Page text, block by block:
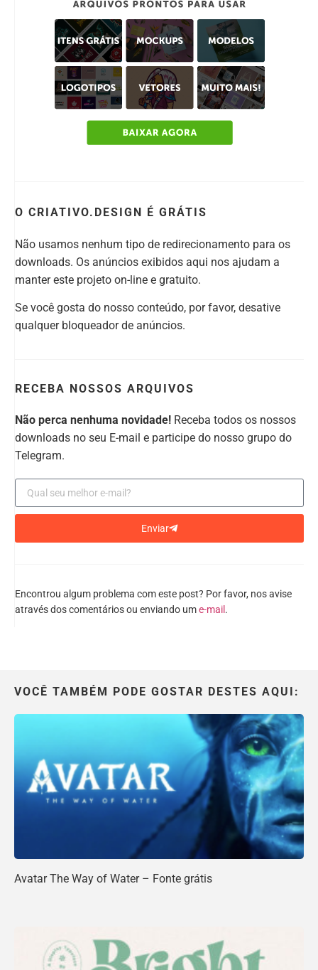
O CRIATIVO.DESIGN É GRÁTIS
Não usamos nenhum tipo de redirecionamento para os
downloads. Os anúncios exibidos aqui nos ajudam a
manter este projeto on-line e gratuito.
Se você gosta do nosso conteúdo, por favor, desative
qualquer bloqueador de anúncios.
RECEBA NOSSOS ARQUIVOS
Não perca nenhuma novidade! Receba todos os nossos
downloads no seu E-mail e participe do nosso grupo do
Telegram.
Enviar
Encontrou algum problema com este post? Por favor, nos avise
através dos comentários ou enviando ume-mail .
VOCÊ TAMBÉM PODE GOSTAR DESTES AQUI:
Avatar The Way of Water – Fonte grátis